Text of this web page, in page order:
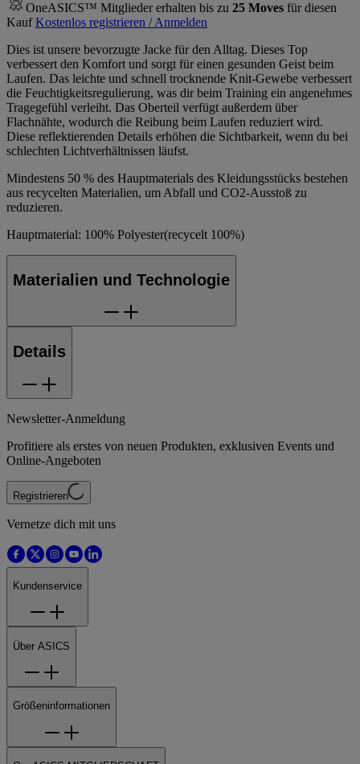
OneASICS™ Mitglieder erhalten bis zu 25 Moves für diesen
Kauf Kostenlos registrieren / Anmelden
Dies ist unsere bevorzugte Jacke für den Alltag. Dieses Top
verbessert den Komfort und sorgt für einen gesunden Geist beim
Laufen. Das leichte und schnell trocknende Knit-Gewebe verbessert
die Feuchtigkeitsregulierung, was dir beim Training ein angenehmes
Tragegefühl verleiht. Das Oberteil verfügt außerdem über
Flachnähte, wodurch die Reibung beim Laufen reduziert wird.
Diese reflektierenden Details erhöhen die Sichtbarkeit, wenn du bei
schlechten Lichtverhältnissen läufst.
Mindestens 50 % des Hauptmaterials des Kleidungsstücks bestehen
aus recycelten Materialien, um Abfall und CO2-Ausstoß zu
reduzieren.
Hauptmaterial: 100% Polyester(recycelt 100%)
Materialien und Technologie
Details
Newsletter-Anmeldung
Profitiere als erstes von neuen Produkten, exklusiven Events und
Online-Angeboten
Registrieren
Vernetze dich mit uns
Kundenservice
Über ASICS
Größeninformationen